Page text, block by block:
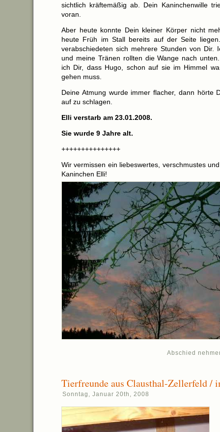
sichtlich kräftemäßig ab. Dein Kaninchenwille
voran.
Aber heute konnte Dein kleiner Körper nicht
heute Früh im Stall bereits auf der Seite
verabschiedeten sich mehrere Stunden von Dir.
und meine Tränen rollten die Wange nach
ich Dir, dass Hugo, schon auf sie im Himmel
gehen muss.
Deine Atmung wurde immer flacher, dann hörte
auf zu schlagen.
Elli verstarb am 23.01.2008.
Sie wurde 9 Jahre alt.
+++++++++++++++
Wir vermissen ein liebeswertes, verschmustes
Kaninchen Elli!
Abschied
Tierfreunde aus Clausthal-Zellerfeld /
Sonntag, Januar 20th, 2008